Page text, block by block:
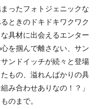
ったフォトジェニックな
ときのドキドキワクワク
具材に出会えるエンター
を掴んで離さない、サン
ンドイッチが続々と登場
もの、溢れんばかりの具
み合わせありなの！？」
のまで。